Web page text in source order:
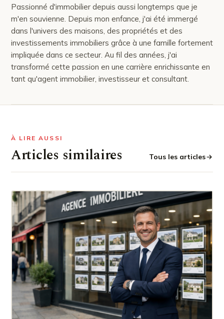
Passionné d'immobilier depuis aussi longtemps que je
m'en souvienne. Depuis mon enfance, j'ai été immergé
dans l'univers des maisons, des propriétés et des
investissements immobiliers grâce à une famille fortement
impliquée dans ce secteur. Au fil des années, j'ai
transformé cette passion en une carrière enrichissante en
tant qu'agent immobilier, investisseur et consultant.
À LIRE AUSSI
Articles similaires Tous les articles